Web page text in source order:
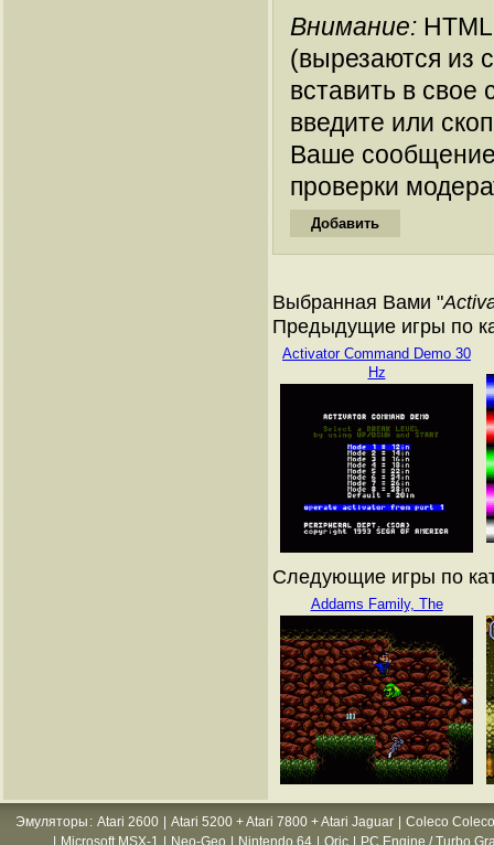
Внимание:
(вырезаются из
вставить в
введите или
Ваше
проверки
Выбранная Вами "
Предыдущие игры по
Activator Command Demo 30
Hz
Следующие игры по
Addams Family, The
Эмуляторы : Atari 2600 Atari 5200 + Atari 7800 + Atari Jaguar
Coleco
Microsoft MSX-1 Neo-Geo Nintendo 64 Oric PC Engine / Turbo